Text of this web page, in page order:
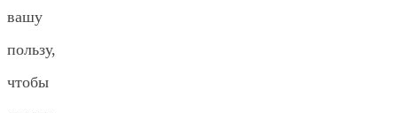
вашу
пользу,
чтобы